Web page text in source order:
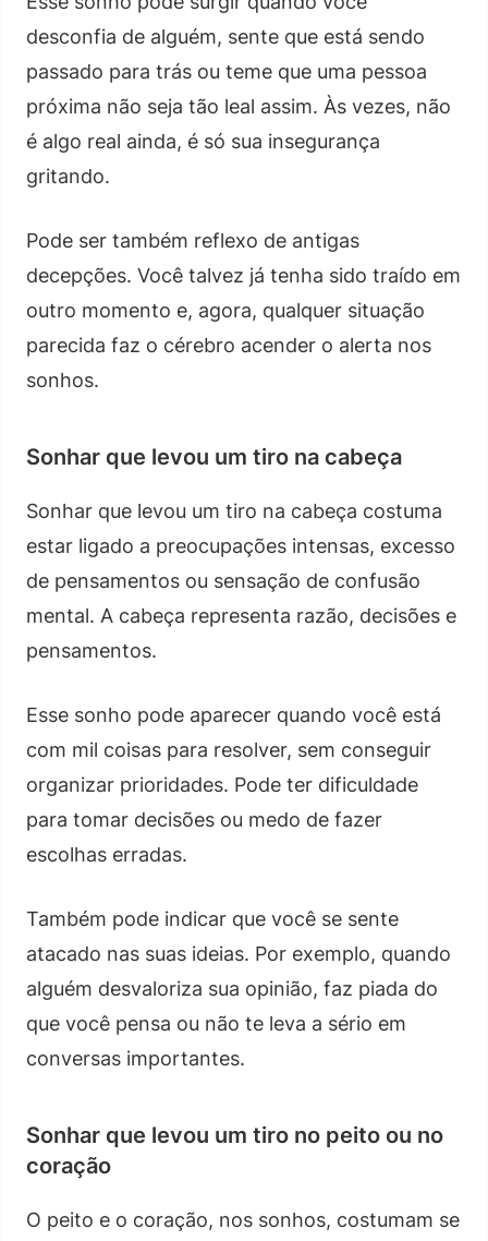
desconfia de alguém, sente que está sendo
passado para trás ou teme que uma pessoa
próxima não seja tão leal assim. Às vezes, não
é algo real ainda, é só sua insegurança
gritando.
Pode ser também reflexo de antigas
decepções. Você talvez já tenha sido traído em
outro momento e, agora, qualquer situação
parecida faz o cérebro acender o alerta nos
sonhos.
Sonhar que levou um tiro na cabeça
Sonhar que levou um tiro na cabeça costuma
estar ligado a preocupações intensas, excesso
de pensamentos ou sensação de confusão
mental. A cabeça representa razão, decisões e
pensamentos.
Esse sonho pode aparecer quando você está
com mil coisas para resolver, sem conseguir
organizar prioridades. Pode ter dificuldade
para tomar decisões ou medo de fazer
escolhas erradas.
Também pode indicar que você se sente
atacado nas suas ideias. Por exemplo, quando
alguém desvaloriza sua opinião, faz piada do
que você pensa ou não te leva a sério em
conversas importantes.
Sonhar que levou um tiro no peito ou no
coração
O peito e o coração, nos sonhos, costumam se